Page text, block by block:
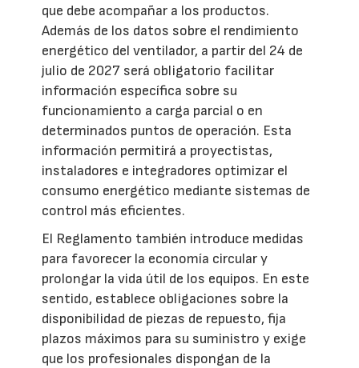
que debe acompañar a los productos.
Además de los datos sobre el rendimiento
energético del ventilador, a partir del 24 de
julio de 2027 será obligatorio facilitar
información específica sobre su
funcionamiento a carga parcial o en
determinados puntos de operación. Esta
información permitirá a proyectistas,
instaladores e integradores optimizar el
consumo energético mediante sistemas de
control más eficientes.
El Reglamento también introduce medidas
para favorecer la economía circular y
prolongar la vida útil de los equipos. En este
sentido, establece obligaciones sobre la
disponibilidad de piezas de repuesto, fija
plazos máximos para su suministro y exige
que los profesionales dispongan de la